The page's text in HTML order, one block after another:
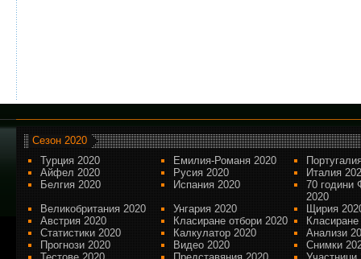
Сезон 2020
Турция 2020
Емилия-Романя 2020
Айфел 2020
Русия 2020
Италия
Белгия 2020
Испания 2020
70 години
2020
Великобритания 2020
Унгария 2020
Щирия
Австрия 2020
Класиране отбори 2020
Статистики 2020
Калкулатор 2020
Анализи
Прогнози 2020
Видео 2020
Снимки